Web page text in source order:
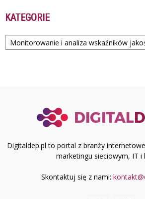
KATEGORIE
Kategorie
Digitaldep.pl to portal z branży
marketingu sieciowym, IT i
Skontaktuj się z nami: